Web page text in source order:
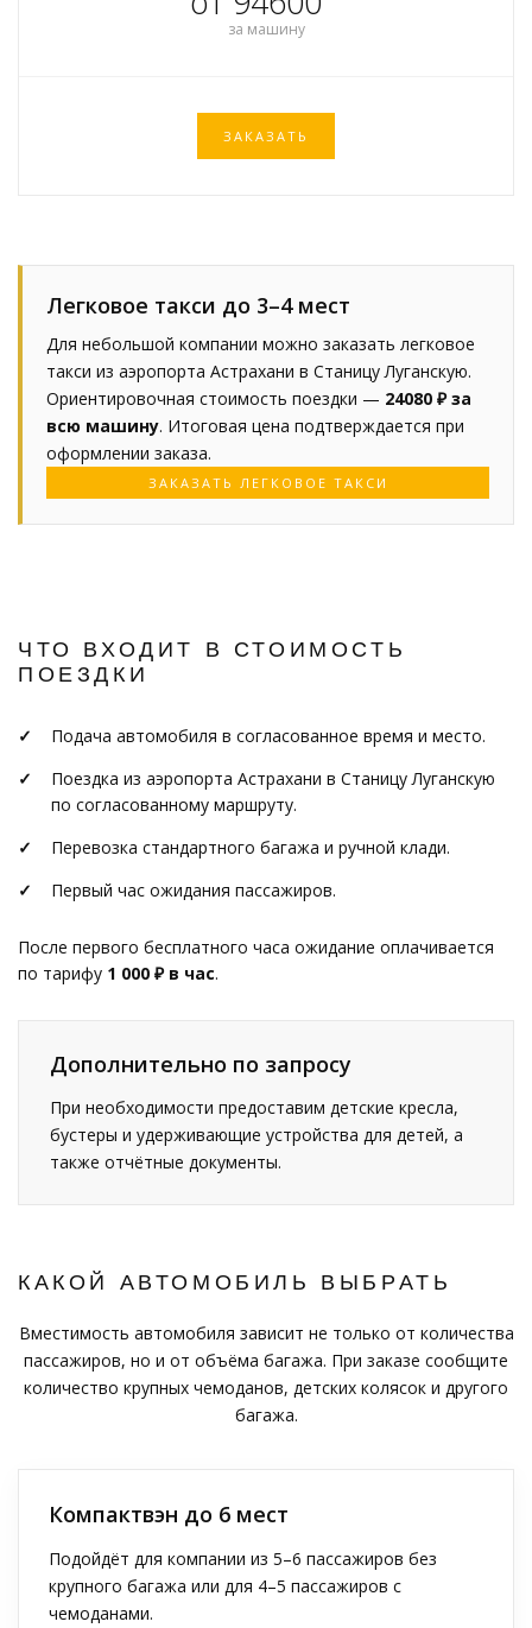
за машину
ЗАКАЗАТЬ
Легковое такси до 3–4 мест
Для небольшой компании можно заказать легковое
такси из аэропорта Астрахани в Станицу Луганскую.
Ориентировочная стоимость поездки — 24080 ₽ за
всю машину. Итоговая цена подтверждается при
оформлении заказа.
ЗАКАЗАТЬ ЛЕГКОВОЕ ТАКСИ
ЧТО ВХОДИТ В СТОИМОСТЬ
ПОЕЗДКИ
Подача автомобиля в согласованное время и место.
Поездка из аэропорта Астрахани в Станицу Луганскую
по согласованному маршруту.
Перевозка стандартного багажа и ручной клади.
Первый час ожидания пассажиров.
После первого бесплатного часа ожидание оплачивается
по тарифу 1 000 ₽ в час.
Дополнительно по запросу
При необходимости предоставим детские кресла,
бустеры и удерживающие устройства для детей, а
также отчётные документы.
КАКОЙ АВТОМОБИЛЬ ВЫБРАТЬ
Вместимость автомобиля зависит не только от количества
пассажиров, но и от объёма багажа. При заказе сообщите
количество крупных чемоданов, детских колясок и другого
багажа.
Компактвэн до 6 мест
Подойдёт для компании из 5–6 пассажиров без
крупного багажа или для 4–5 пассажиров с
чемоданами.